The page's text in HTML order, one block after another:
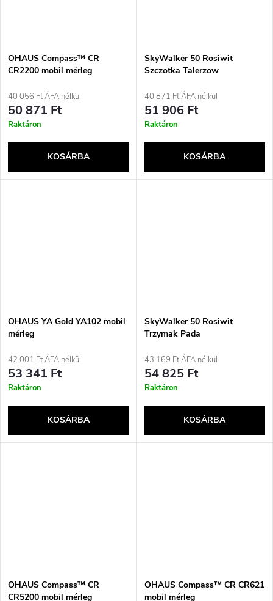
OHAUS Compass™ CR
CR2200 mobil mérleg
40 056 Ft ÁFA nélkül
50 871 Ft
Raktáron
KOSÁRBA
SkyWalker 50 Rosiwit
Szczotka Talerzow
40 871 Ft ÁFA nélkül
51 906 Ft
Raktáron
KOSÁRBA
OHAUS YA Gold YA102 mobil
mérleg
42 001 Ft ÁFA nélkül
53 341 Ft
Raktáron
KOSÁRBA
SkyWalker 50 Rosiwit
Trzymak Pada
43 169 Ft ÁFA nélkül
54 825 Ft
Raktáron
KOSÁRBA
OHAUS Compass™ CR
CR5200 mobil mérleg
OHAUS Compass™ CR CR621
mobil mérleg